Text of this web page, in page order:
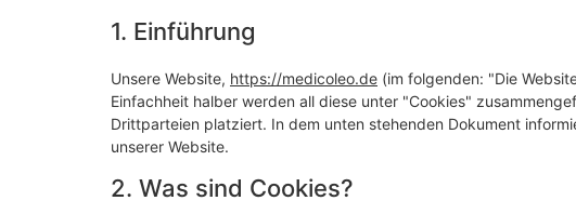
1. Einführung
Unsere Website, https://medicoleo.de (im folgenden: "Die
Einfachheit halber werden all diese unter "Cookies"
Drittparteien platziert. In dem unten stehenden Dokument
unserer Website.
2. Was sind Cookies?